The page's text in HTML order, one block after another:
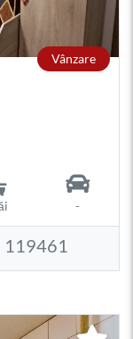
Vânzare
-
119461